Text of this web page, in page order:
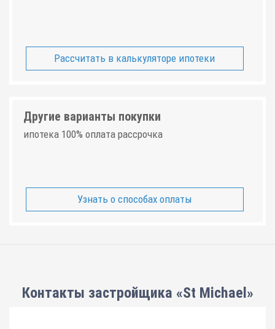
Рассчитать в калькуляторе ипотеки
Другие варианты покупки
ипотека 100% оплата рассрочка
Узнать о способах оплаты
Контакты застройщика «St Michael»